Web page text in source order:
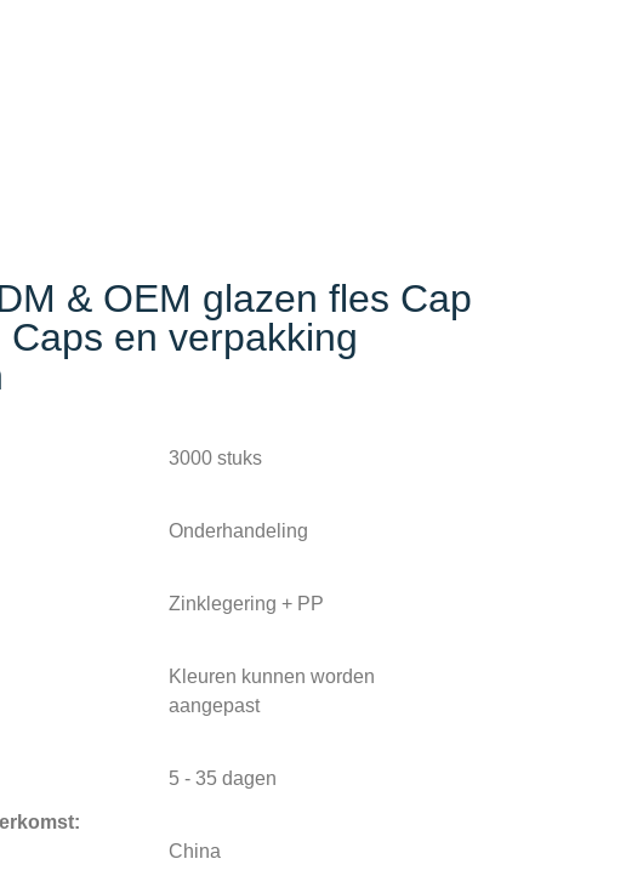
& OEM glazen fles Cap
en verpakking
3000 stuks
Onderhandeling
Zinklegering + PP
Kleuren kunnen worden
aangepast
5 - 35 dagen
China